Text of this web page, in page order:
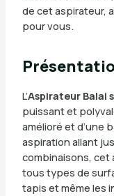
de cet aspirateur,
pour vous.
L’Aspirateur Balai
puissant et
amélioré et d’une
aspiration allant
combinaisons,
tous types de
tapis et même les